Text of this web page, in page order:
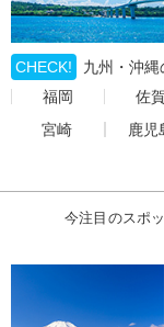
CHECK!
九州・沖縄
福岡
佐賀
宮崎
鹿児
今注目のスポ